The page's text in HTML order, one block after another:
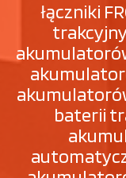
łączniki
baterii